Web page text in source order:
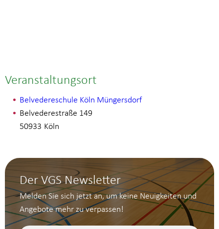
Veranstaltungsort
Belvedereschule Köln Müngersdorf
Belvederestraße 149
Köln
50933
Der VGS Newsletter
Melden Sie sich jetzt an, um keine Neuigkeiten und
Angebote mehr zu verpassen!